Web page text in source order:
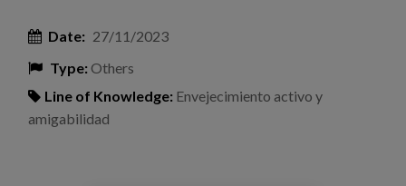
Technical consulting and advice
Training
Events
Date: 27/11/2023
Type:Others
Line of Knowledge: Envejecimiento activo y
amigabilidad